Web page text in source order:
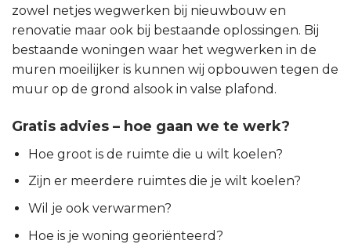
zowel netjes wegwerken bij nieuwbouw en
renovatie maar ook bij bestaande oplossingen. Bij
bestaande woningen waar het wegwerken in de
muren moeilijker is kunnen wij opbouwen tegen de
muur op de grond alsook in valse plafond.
Gratis advies – hoe gaan we te werk?
Hoe groot is de ruimte die u wilt koelen?
Zijn er meerdere ruimtes die je wilt koelen?
Wil je ook verwarmen?
Hoe is je woning georiënteerd?